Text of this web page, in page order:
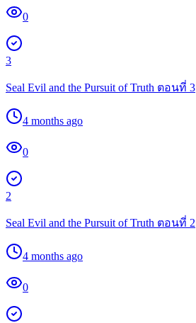
0
3
Seal Evil and the Pursuit of Truth ตอนที่ 3
4 months ago
0
2
Seal Evil and the Pursuit of Truth ตอนที่ 2
4 months ago
0